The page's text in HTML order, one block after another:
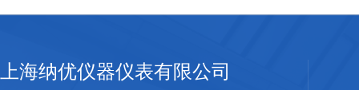
上海纳优仪器仪表有限公司